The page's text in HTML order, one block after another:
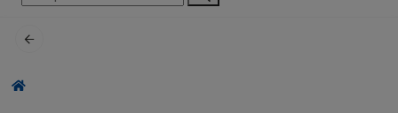
por: